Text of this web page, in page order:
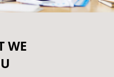
WE